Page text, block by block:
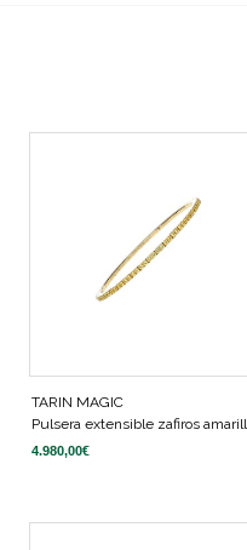
TARIN MAGIC
Pulsera extensible zafiros
4.980,00€